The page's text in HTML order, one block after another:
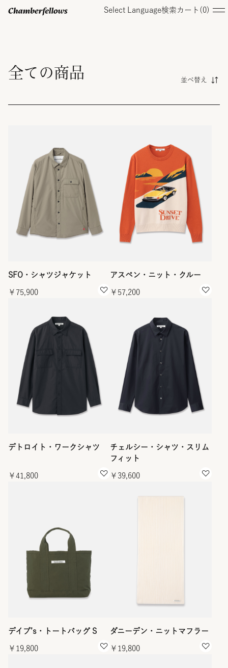
Select Language検索 カート( 0)
お知らせ
全ての商品 並べ替え
SFO・シャツジャケット
￥75,900
アスペン・ニット・クルー
￥57,200
デトロイト・ワークシャツ
￥41,800
チェルシー・シャツ・スリム
フィット
￥39,600
デイブ’s・トートバッグ S
￥19,800
ダニーデン・ニットマフラー
￥19,800